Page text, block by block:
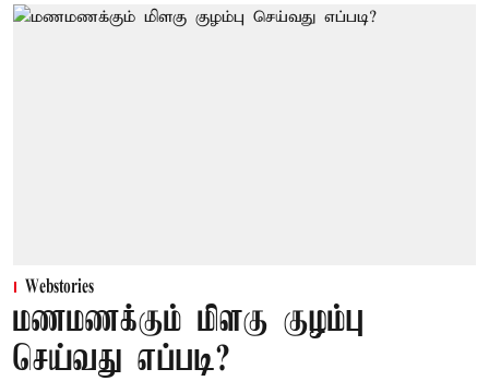
Webstories
மணமணக்கும் மிளகு குழம்பு
செய்வது எப்படி?